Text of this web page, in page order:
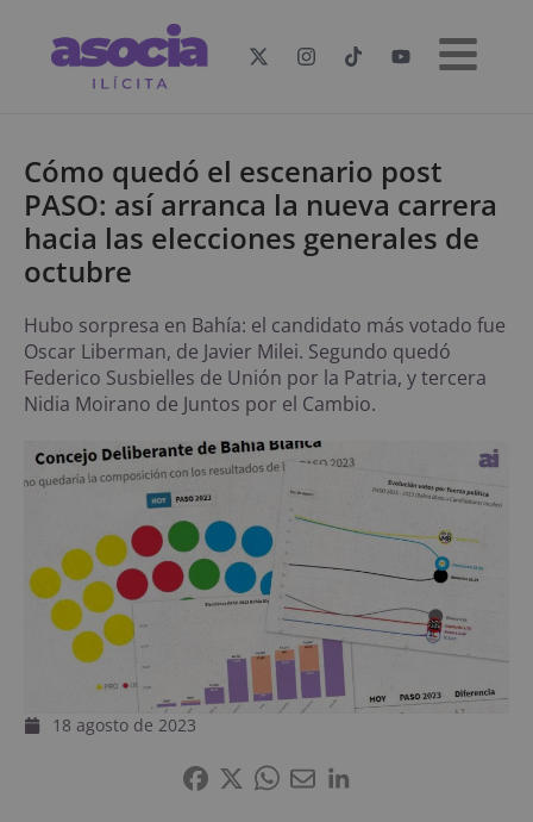
Cómo quedó el escenario post
PASO: así arranca la nueva carrera
hacia las elecciones generales de
octubre
Hubo sorpresa en Bahía: el candidato más votado fue
Oscar Liberman, de Javier Milei. Segundo quedó
Federico Susbielles de Unión por la Patria, y tercera
Nidia Moirano de Juntos por el Cambio.
18 agosto de 2023